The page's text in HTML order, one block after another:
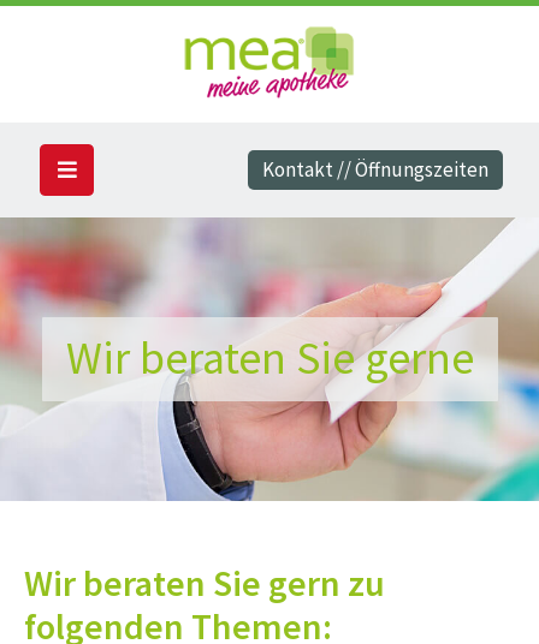
Wir beraten Sie gerne
Wir beraten Sie gern zu
folgenden Themen:
Kontakt // Öffnungszeiten